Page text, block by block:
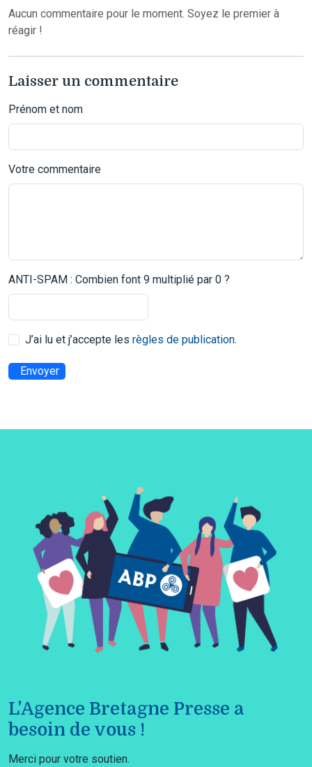
Aucun commentaire pour le moment. Soyez le premier à
réagir !
Laisser un commentaire
Prénom et nom
Votre commentaire
ANTI-SPAM : Combien font 9 multiplié par 0 ?
J’ai lu et j’accepte les règles de publication.
Envoyer
L'Agence Bretagne Presse a
besoin de vous !
Merci pour votre soutien.